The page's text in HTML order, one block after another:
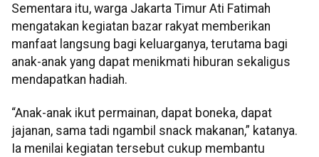
Sementara itu, warga Jakarta Timur Ati Fatimah
mengatakan kegiatan bazar rakyat memberikan
manfaat langsung bagi keluarganya, terutama bagi
anak-anak yang dapat menikmati hiburan sekaligus
mendapatkan hadiah.
“Anak-anak ikut permainan, dapat boneka, dapat
jajanan, sama tadi ngambil snack makanan,” katanya.
Ia menilai kegiatan tersebut cukup membantu